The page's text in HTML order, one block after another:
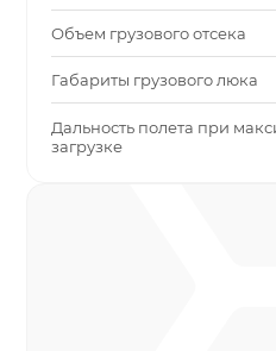
Объем грузового отсека
Габариты грузового люка
Дальность полета при
загрузке